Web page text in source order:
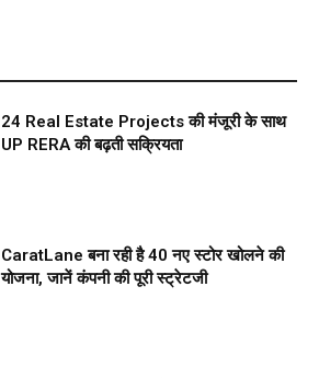
24 Real Estate Projects की मंजूरी के साथ
UP RERA की बढ़ती सक्रियता
CaratLane बना रही है 40 नए स्टोर खोलने की
योजना, जानें कंपनी की पूरी स्ट्रेटजी